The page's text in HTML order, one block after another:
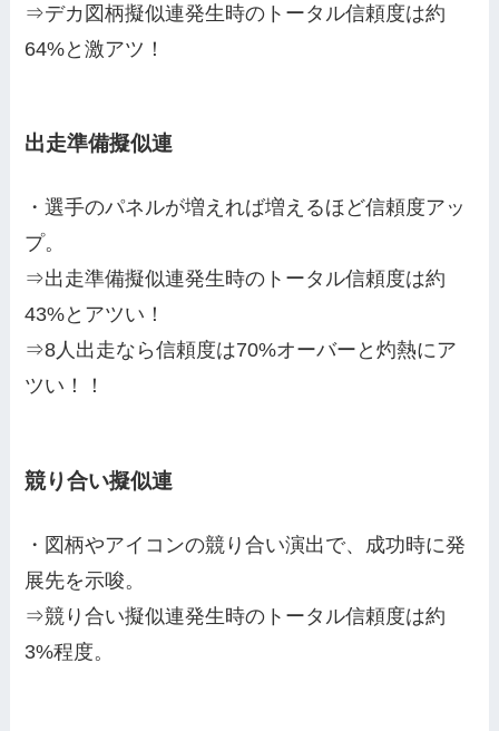
⇒デカ図柄擬似連発生時のトータル信頼度は約
64%と激アツ！
出走準備擬似連
・選手のパネルが増えれば増えるほど信頼度アッ
プ。
⇒出走準備擬似連発生時のトータル信頼度は約
43%とアツい！
⇒8人出走なら信頼度は70%オーバーと灼熱にア
ツい！！
競り合い擬似連
・図柄やアイコンの競り合い演出で、成功時に発
展先を示唆。
⇒競り合い擬似連発生時のトータル信頼度は約
3%程度。